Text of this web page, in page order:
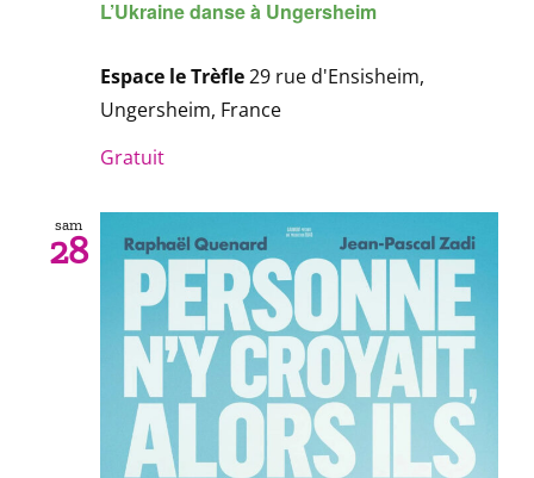
L’Ukraine danse à Ungersheim
Espace le Trèfle29 rue d'Ensisheim,
Ungersheim, France
Gratuit
sam
28